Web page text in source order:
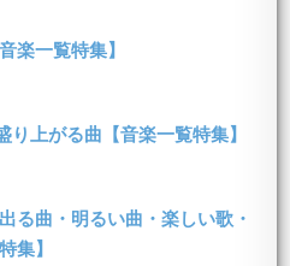
楽一覧特集】
上がる曲【音楽一覧特集】
る曲・明るい曲・楽しい歌・
集】